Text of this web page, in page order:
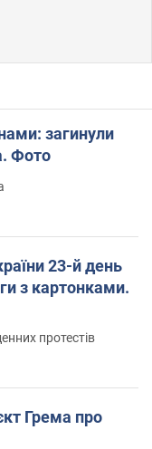
загинули
Фото
23-й день
з картонками.
протестів
Грема про